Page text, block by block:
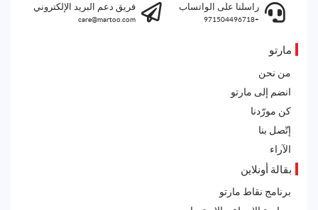
راسلنا على الواتساب
+971504496718
فريق دعم البريد الإلكتروني
care@martoo.com
مارتو
من نحن
انضم إلى مارتو
كن مورّدنا
إتّصل بنا
الآراء
بقالة أونلاين
برنامج نقاط مارتو